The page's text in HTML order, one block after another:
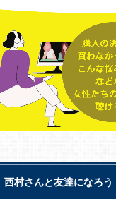
西村さんと友達になろう